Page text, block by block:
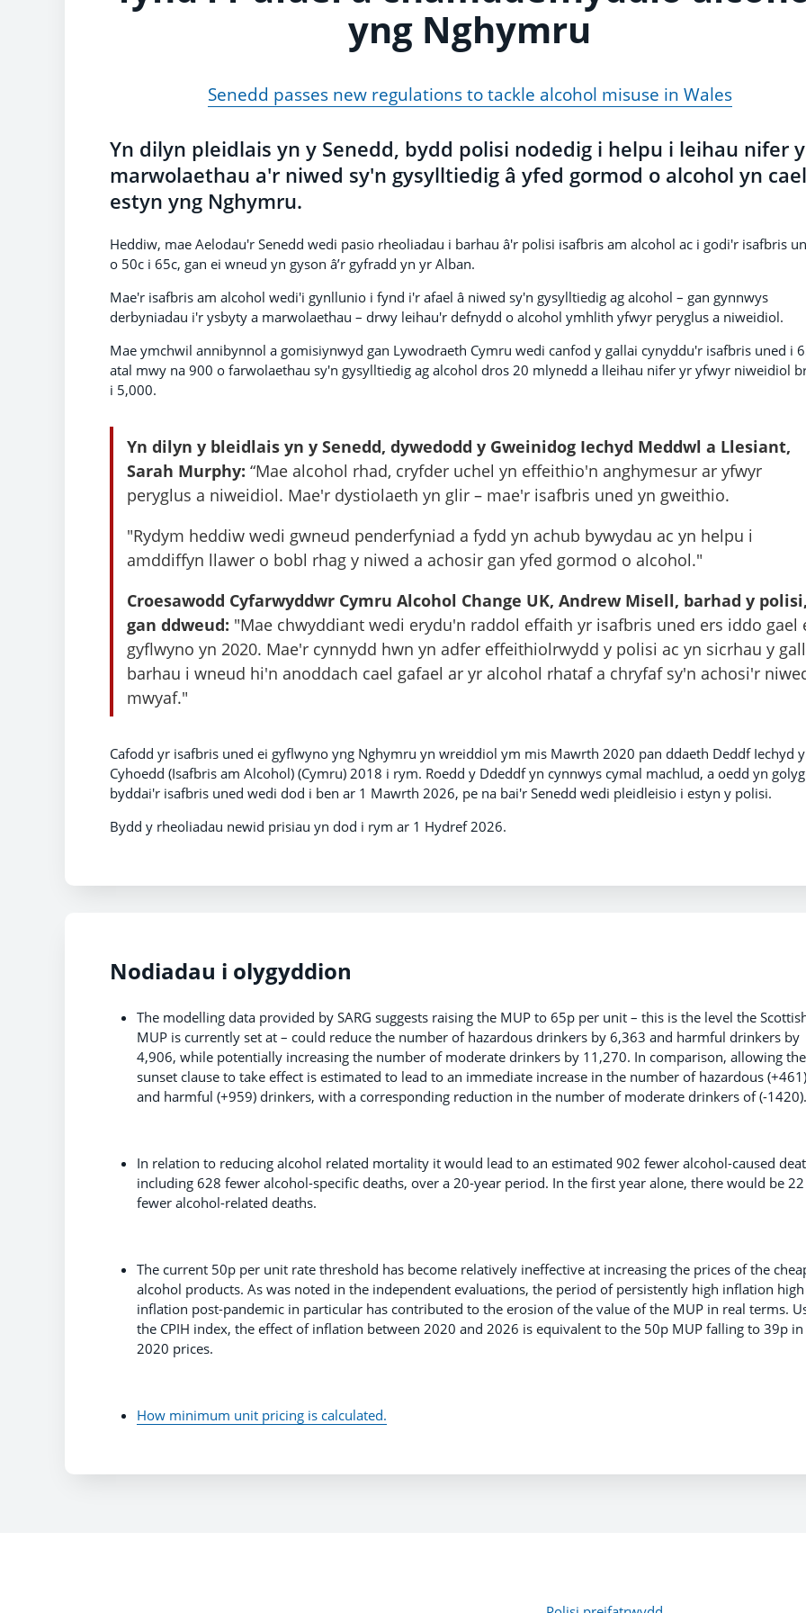
yng Nghymru
Senedd passes new regulations to tackle alcohol misuse in Wales
Yn dilyn pleidlais yn y Senedd, bydd polisi nodedig i helpu i leihau nifer y
marwolaethau a'r niwed sy'n gysylltiedig â yfed gormod o alcohol yn
estyn yng Nghymru.
Heddiw, mae Aelodau'r Senedd wedi pasio rheoliadau i barhau â'r polisi isafbris am alcohol ac i godi'r isafbris
o 50c i 65c, gan ei wneud yn gyson â’r gyfradd yn yr Alban.
Mae'r isafbris am alcohol wedi'i gynllunio i fynd i'r afael â niwed sy'n gysylltiedig ag alcohol – gan gynnwys
derbyniadau i'r ysbyty a marwolaethau – drwy leihau'r defnydd o alcohol ymhlith yfwyr peryglus a niweidiol.
Mae ymchwil annibynnol a gomisiynwyd gan Lywodraeth Cymru wedi canfod y gallai cynyddu'r isafbris uned i
atal mwy na 900 o farwolaethau sy'n gysylltiedig ag alcohol dros 20 mlynedd a lleihau nifer yr yfwyr niweidiol
i 5,000.
Yn dilyn y bleidlais yn y Senedd, dywedodd y Gweinidog Iechyd Meddwl a Llesiant,
Sarah Murphy: “Mae alcohol rhad, cryfder uchel yn effeithio'n anghymesur ar yfwyr
peryglus a niweidiol. Mae'r dystiolaeth yn glir – mae'r isafbris uned yn gweithio.
"Rydym heddiw wedi gwneud penderfyniad a fydd yn achub bywydau ac yn helpu i
amddiffyn llawer o bobl rhag y niwed a achosir gan yfed gormod o alcohol."
Croesawodd Cyfarwyddwr Cymru Alcohol Change UK, Andrew Misell, barhad y polisi,
gan ddweud: "Mae chwyddiant wedi erydu'n raddol effaith yr isafbris uned ers iddo gael
gyflwyno yn 2020. Mae'r cynnydd hwn yn adfer effeithiolrwydd y polisi ac yn sicrhau y gall
barhau i wneud hi'n anoddach cael gafael ar yr alcohol rhataf a chryfaf sy'n achosi'r
mwyaf."
Cafodd yr isafbris uned ei gyflwyno yng Nghymru yn wreiddiol ym mis Mawrth 2020 pan ddaeth Deddf Iechyd y
Cyhoedd (Isafbris am Alcohol) (Cymru) 2018 i rym. Roedd y Ddeddf yn cynnwys cymal machlud, a oedd yn
byddai'r isafbris uned wedi dod i ben ar 1 Mawrth 2026, pe na bai'r Senedd wedi pleidleisio i estyn y polisi.
Bydd y rheoliadau newid prisiau yn dod i rym ar 1 Hydref 2026.
Nodiadau i olygyddion
The modelling data provided by SARG suggests raising the MUP to 65p per unit – this is the level the
MUP is currently set at – could reduce the number of hazardous drinkers by 6,363 and harmful drinkers by
4,906, while potentially increasing the number of moderate drinkers by 11,270. In comparison, allowing the
sunset clause to take effect is estimated to lead to an immediate increase in the number of hazardous (+461)
and harmful (+959) drinkers, with a corresponding reduction in the number of moderate drinkers of (-1420).
In relation to reducing alcohol related mortality it would lead to an estimated 902 fewer alcohol-caused
including 628 fewer alcohol-specific deaths, over a 20-year period. In the first year alone, there would be 22
fewer alcohol-related deaths.
The current 50p per unit rate threshold has become relatively ineffective at increasing the prices of the
alcohol products. As was noted in the independent evaluations, the period of persistently high inflation high
inflation post-pandemic in particular has contributed to the erosion of the value of the MUP in real terms.
the CPIH index, the effect of inflation between 2020 and 2026 is equivalent to the 50p MUP falling to 39p in
2020 prices.
How minimum unit pricing is calculated.